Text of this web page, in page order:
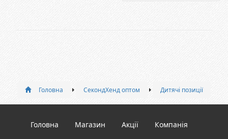
Головна СекондХенд оптом Дитячі позиції
Головна Магазин Акції Компанія